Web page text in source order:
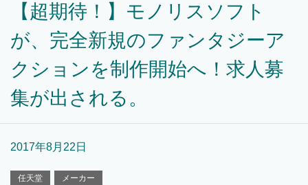
【超期待！】モノリスソフト
が、完全新規のファンタジーア
クションを制作開始へ！求人募
集が出される。
2017年8月22日
任天堂 メーカー